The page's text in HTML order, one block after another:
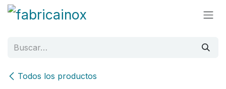
Ir al contenido
Todos los productos